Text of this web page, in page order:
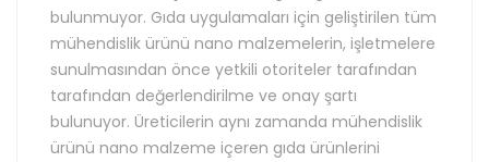
bulunmuyor. Gıda uygulamaları için geliştirilen tüm
mühendislik ürünü nano malzemelerin, işletmelere
sunulmasından önce yetkili otoriteler tarafından
tarafından değerlendirilme ve onay şartı
bulunuyor. Üreticilerin aynı zamanda mühendislik
ürünü nano malzeme içeren gıda ürünlerini